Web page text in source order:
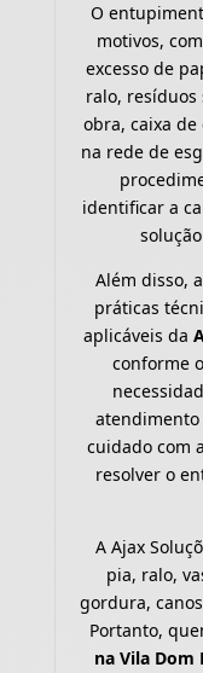
O
motivos,
excesso de
ralo,
obra, caixa
na rede de
identificar a
Além disso,
práticas
aplicáveis da
conforme
cuidado com
resolver o
A Ajax
pia, ralo,
gordura,
Portanto,
na Vila Dom